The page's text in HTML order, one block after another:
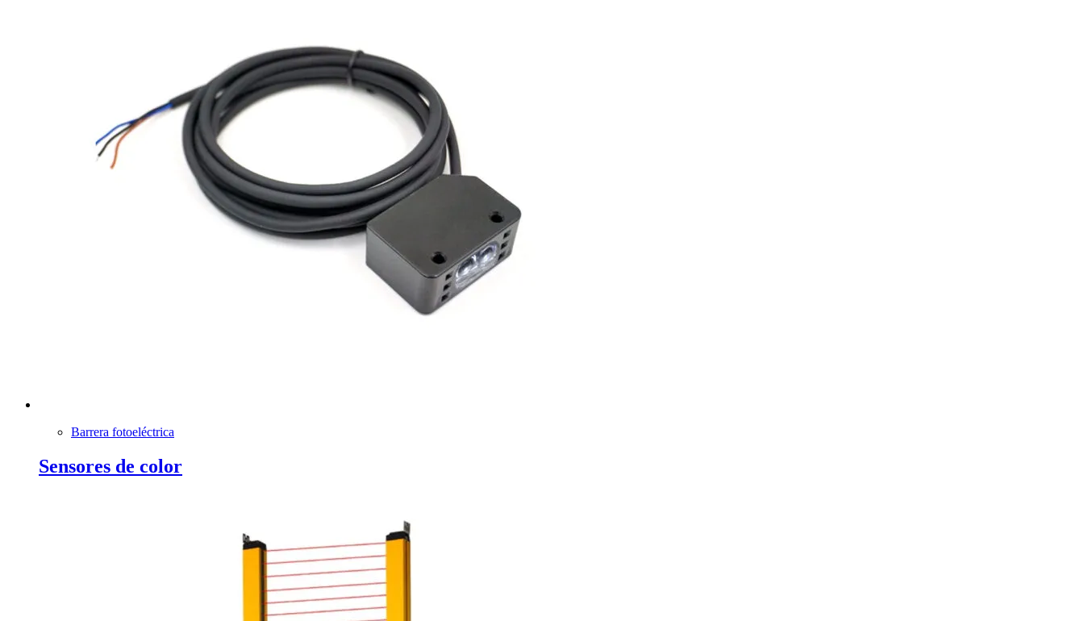
Barrera fotoeléctrica
Sensores de color